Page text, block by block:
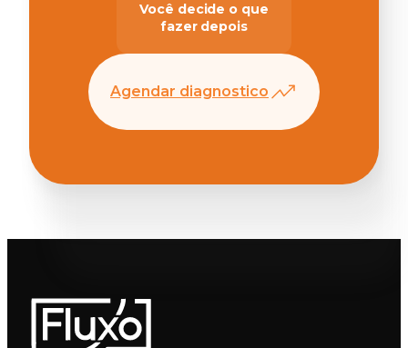
Você decide o que
fazer depois
Agendar diagnostico